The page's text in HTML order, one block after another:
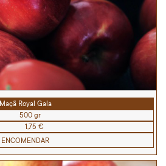
Maçã Royal Gala
500 gr
1,75 €
ENCOMENDAR